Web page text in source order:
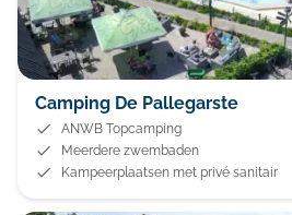
Camping De Pallegarste
ANWB Topcamping
Meerdere zwembaden
Kampeerplaatsen met privé sanitair